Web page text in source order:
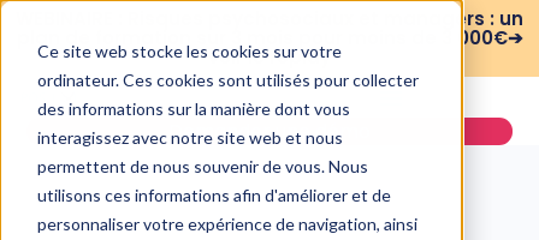
Ce site web stocke les cookies sur votre
ordinateur. Ces cookies sont utilisés pour collecter
des informations sur la manière dont vous
interagissez avec notre site web et nous
permettent de nous souvenir de vous. Nous
utilisons ces informations afin d'améliorer et de
personnaliser votre expérience de navigation, ainsi
WEBINAIRE : Risques psychosociaux et managers : un
plan de formation sur 3 mois pour moins de 3 000€➔
voir le replay
Demander une démo